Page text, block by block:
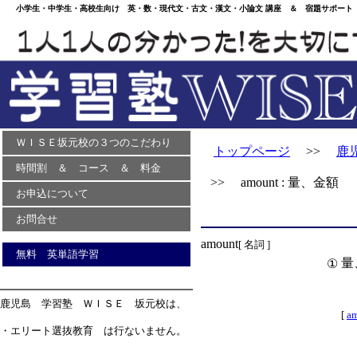
小学生・中学生・高校生向け 英・数・現代文・古文・漢文・小論文 講座 ＆ 宿題サポー
ＷＩＳＥ坂元校の３つのこだわり
時間割 ＆ コース ＆ 料金
お申込について
お問合せ
無料 英単語学習
鹿児島 学習塾 ＷＩＳＥ 坂元校は、
・エリート選抜教育 は行ないません。
トップページ >> 鹿
>> amount : 量、金額
amount[ 名詞 ]
① 量
[